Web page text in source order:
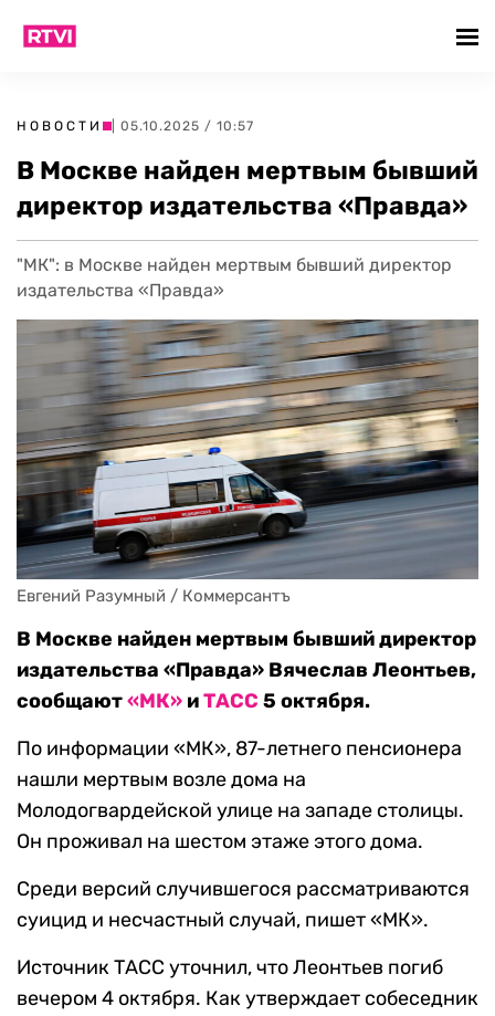
НОВОСТИ | 05.10.2025 / 10:57
В Москве найден мертвым бывший
директор издательства «Правда»
"МК": в Москве найден мертвым бывший директор
издательства «Правда»
Евгений Разумный / Коммерсантъ
В Москве найден мертвым бывший директор
издательства «Правда» Вячеслав Леонтьев,
сообщают«МК» иТАСС 5 октября.
По информации «МК», 87-летнего пенсионера
нашли мертвым возле дома на
Молодогвардейской улице на западе столицы.
Он проживал на шестом этаже этого дома.
Среди версий случившегося рассматриваются
суицид и несчастный случай, пишет «МК».
Источник ТАСС уточнил, что Леонтьев погиб
вечером 4 октября. Как утверждает собеседник